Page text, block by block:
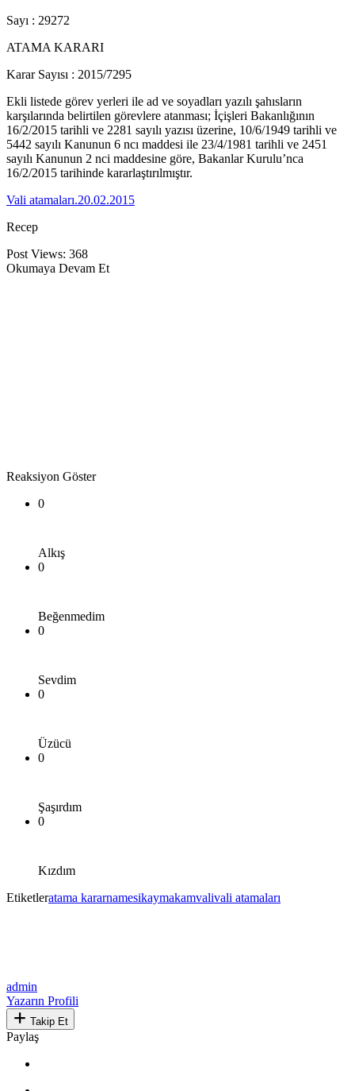
Sayı : 29272
ATAMA KARARI
Karar Sayısı : 2015/7295
Ekli listede görev yerleri ile ad ve soyadları yazılı şahısların
karşılarında belirtilen görevlere atanması; İçişleri Bakanlığının
16/2/2015 tarihli ve 2281 sayılı yazısı üzerine, 10/6/1949 tarihli ve
5442 sayılı Kanunun 6 ncı maddesi ile 23/4/1981 tarihli ve 2451
sayılı Kanunun 2 nci maddesine göre, Bakanlar Kurulu’nca
16/2/2015 tarihinde kararlaştırılmıştır.
Vali atamaları.20.02.2015
Recep
Post Views: 368
Okumaya Devam Et
Reaksiyon Göster
0
Alkış
0
Beğenmedim
0
Sevdim
0
Üzücü
0
Şaşırdım
0
Kızdım
Etiketleratama kararnamesikaymakamvalivali atamaları
admin
Yazarın Profili
Takip Et
Paylaş